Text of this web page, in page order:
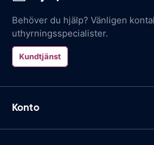
Behöver du hjälp? Vänligen
uthyrningsspecialister.
Kundtjänst
Konto